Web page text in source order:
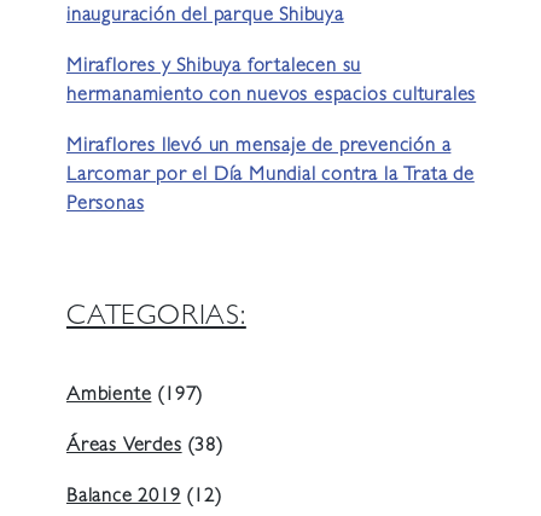
inauguración del parque Shibuya
Miraflores y Shibuya fortalecen su
hermanamiento con nuevos espacios culturales
Miraflores llevó un mensaje de prevención a
Larcomar por el Día Mundial contra la Trata de
Personas
CATEGORIAS:
Ambiente(197)
Áreas Verdes(38)
Balance 2019(12)